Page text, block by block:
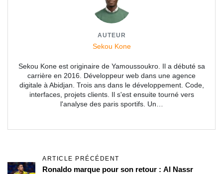
AUTEUR
Sekou Kone
Sekou Kone est originaire de Yamoussoukro. Il a débuté sa
carrière en 2016. Développeur web dans une agence
digitale à Abidjan. Trois ans dans le développement. Code,
interfaces, projets clients. Il s'est ensuite tourné vers
l'analyse des paris sportifs. Un…
ARTICLE PRÉCÉDENT
Ronaldo marque pour son retour : Al Nassr